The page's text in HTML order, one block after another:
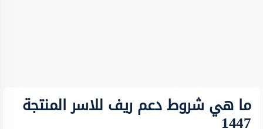
ما هي شروط دعم ريف للاسر المنتجة
1447